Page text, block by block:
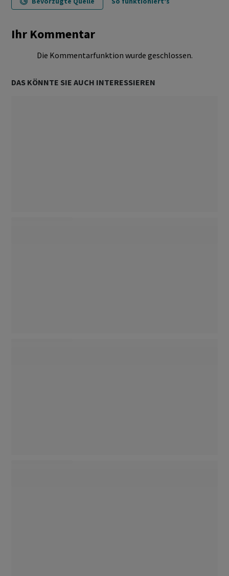
Ihr Kommentar
Die Kommentarfunktion wurde geschlossen.
DAS KÖNNTE SIE AUCH INTERESSIEREN